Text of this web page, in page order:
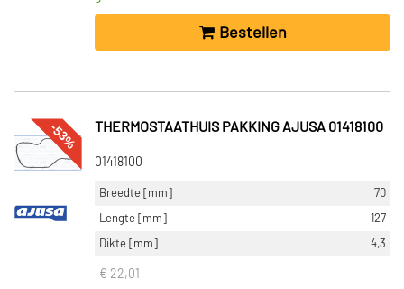
Bestellen
-53% THERMOSTAATHUIS PAKKING AJUSA 01418100
01418100
Breedte [mm]
70
Lengte [mm]
127
Dikte [mm]
4,3
€ 22,01